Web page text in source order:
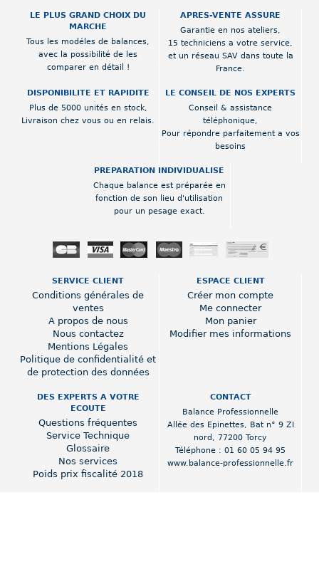
LE PLUS GRAND CHOIX DU
MARCHE
Tous les modéles de balances,
avec la possibilité de les
comparer en détail !
APRES-VENTE ASSURE
Garantie en nos ateliers,
15 techniciens a votre service,
et un réseau SAV dans toute la
France.
DISPONIBILITE ET RAPIDITE
Plus de 5000 unités en stock,
Livraison chez vous ou en relais.
LE CONSEIL DE NOS EXPERTS
Conseil & assistance
téléphonique,
Pour répondre parfaitement a vos
besoins
PREPARATION INDIVIDUALISE
Chaque balance est préparée en
fonction de son lieu d'utilisation
pour un pesage exact.
SERVICE CLIENT
Conditions générales de
ventes
A propos de nous
Nous contactez
Mentions Légales
Politique de confidentialité et
de protection des données
ESPACE CLIENT
Créer mon compte
Me connecter
Mon panier
Modifier mes informations
DES EXPERTS A VOTRE
ECOUTE
Questions fréquentes
Service Technique
Glossaire
Nos services
Poids prix fiscalité 2018
CONTACT
Balance Professionnelle
Allée des Epinettes, Bat n° 9 ZI
nord , 77200 Torcy
Téléphone : 01 60 05 94 95
www.balance-professionnelle.fr